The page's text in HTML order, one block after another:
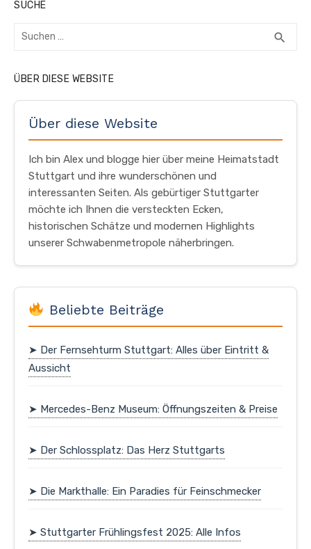
SUCHE
Suchen
search
ÜBER DIESE WEBSITE
Über diese Website
Ich bin Alex und blogge hier über meine Heimatstadt
Stuttgart und ihre wunderschönen und
interessanten Seiten. Als gebürtiger Stuttgarter
möchte ich Ihnen die versteckten Ecken,
historischen Schätze und modernen Highlights
unserer Schwabenmetropole näherbringen.
Beliebte Beiträge
➤ Der Fernsehturm Stuttgart: Alles über Eintritt &
Aussicht
➤ Mercedes-Benz Museum: Öffnungszeiten & Preise
➤ Der Schlossplatz: Das Herz Stuttgarts
➤ Die Markthalle: Ein Paradies für Feinschmecker
➤ Stuttgarter Frühlingsfest 2025: Alle Infos